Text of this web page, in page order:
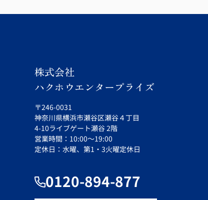
株式会社
ハクホウエンタープライズ
〒246-0031
神奈川県横浜市瀬谷区瀬谷４丁目
4-10ライブゲート瀬谷 2階
営業時間：10:00～19:00
定休日：水曜、第1・3火曜定休日
0120-894-877